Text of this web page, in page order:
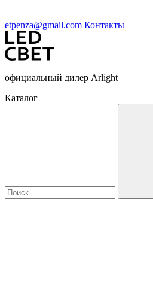
etpenza@gmail.com Контакты
официальный дилер Arlight
Каталог